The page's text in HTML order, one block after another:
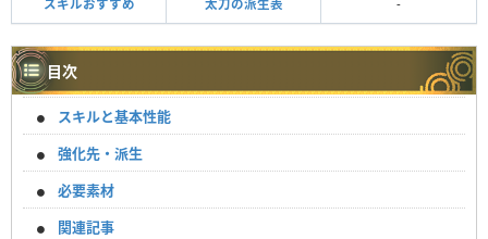
スキルおすすめ 太刀の派生表 -
目次
スキルと基本性能
強化先・派生
必要素材
関連記事